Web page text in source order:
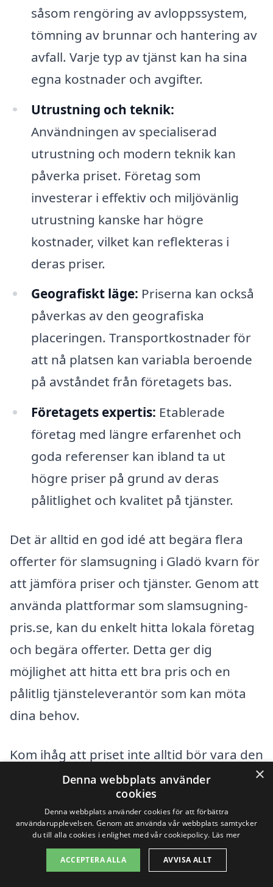
såsom rengöring av avloppssystem,
tömning av brunnar och hantering av
avfall. Varje typ av tjänst kan ha sina
egna kostnader och avgifter.
Utrustning och teknik:
Användningen av specialiserad
utrustning och modern teknik kan
påverka priset. Företag som
investerar i effektiv och miljövänlig
utrustning kanske har högre
kostnader, vilket kan reflekteras i
deras priser.
Geografiskt läge: Priserna kan också
påverkas av den geografiska
placeringen. Transportkostnader för
att nå platsen kan variabla beroende
på avståndet från företagets bas.
Företagets expertis: Etablerade
företag med längre erfarenhet och
goda referenser kan ibland ta ut
högre priser på grund av deras
pålitlighet och kvalitet på tjänster.
Det är alltid en god idé att begära flera
offerter för slamsugning i Gladö kvarn för
att jämföra priser och tjänster. Genom att
använda plattformar som slamsugning-
pris.se, kan du enkelt hitta lokala företag
och begära offerter. Detta ger dig
möjlighet att hitta ett bra pris och en
pålitlig tjänsteleverantör som kan möta
dina behov.
Kom ihåg att priset inte alltid bör vara den
enda faktorn vid valet av företag. Kvalitet
och pålitlighet är också viktiga aspekter
som kan påverka den totala upplevelsen
av slamsugningen. Genom att göra din
forskning och jämföra erbjudanden kan
×
Denna webbplats använder
cookies
Denna webbplats använder cookies för att förbättra
användarupplevelsen. Genom att använda vår webbplats samtycker
du till alla cookies i enlighet med vår cookiepolicy. Läs mer
ACCEPTERA ALLA AVVISA ALLT